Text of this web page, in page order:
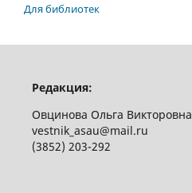
Для библиотек
Редакция:
Овцинова Ольга Викторовна
vestnik_asau@mail.ru
(3852) 203-292